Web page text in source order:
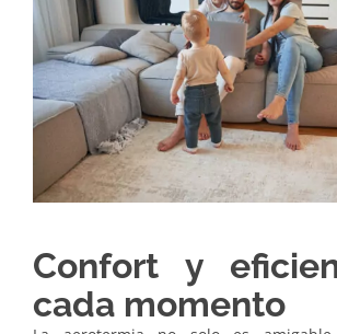
Confort y
cada momento